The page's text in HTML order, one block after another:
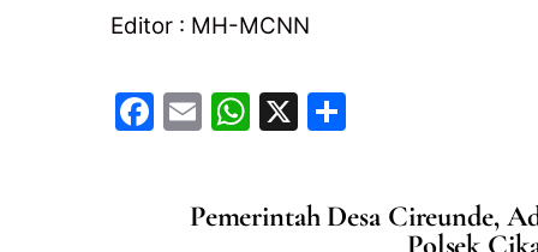
Editor : MH-MCNN
F
E
l
W
s
X
e
Pemerintah Desa Cireunde,
Polsek